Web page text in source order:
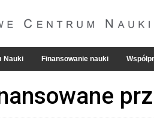
Nauki Finansowanie nauki